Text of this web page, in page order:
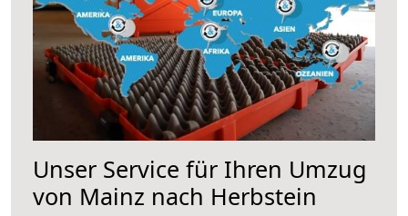
Unser Service für Ihren Umzug
von Mainz nach Herbstein